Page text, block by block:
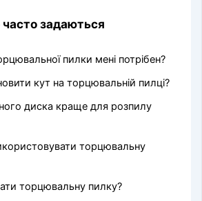
задаються
пилки мені потрібен?
кут на торцювальній пилці?
диска краще для розпилу
торцювальну
торцювальну пилку?